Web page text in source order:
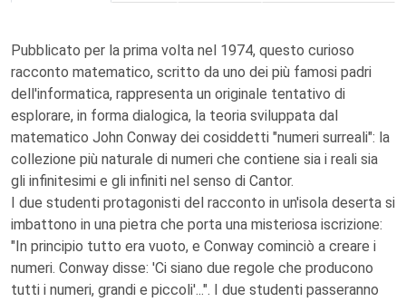
Pubblicato per la prima volta nel 1974, questo curioso
racconto matematico, scritto da uno dei più famosi padri
dell'informatica, rappresenta un originale tentativo di
esplorare, in forma dialogica, la teoria sviluppata dal
matematico John Conway dei cosiddetti "numeri surreali": la
collezione più naturale di numeri che contiene sia i reali sia
gli infinitesimi e gli infiniti nel senso di Cantor.
I due studenti protagonisti del racconto in un'isola deserta si
imbattono in una pietra che porta una misteriosa iscrizione:
"In principio tutto era vuoto, e Conway cominciò a creare i
numeri. Conway disse: 'Ci siano due regole che producono
tutti i numeri, grandi e piccoli'...". I due studenti passeranno